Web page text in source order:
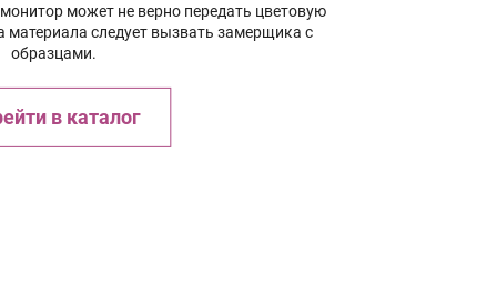
может не верно передать цветовую
материала следует вызвать замерщика с
образцами.
в каталог